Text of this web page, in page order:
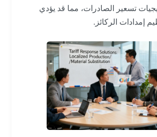
تسعير الصادرات، مما قد يؤدي
الركائز.